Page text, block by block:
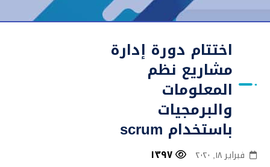
اختتام دورة إدارة
مشاريع نظم
المعلومات
والبرمجيات
باستخدام scrum
فبراير ١٨, ٢٠٢٠ ١٣٩٧